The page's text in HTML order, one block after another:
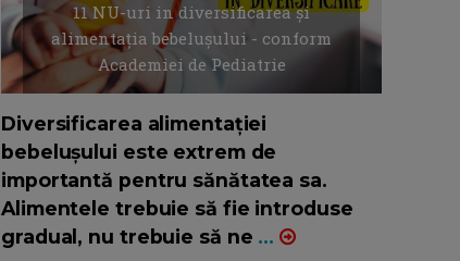
11 NU-uri in diversificarea și
alimentația bebelușului - conform
Academiei de Pediatrie
Diversificarea alimentației
bebelușului este extrem de
importantă pentru sănătatea sa.
Alimentele trebuie să fie introduse
gradual, nu trebuie să ne ...